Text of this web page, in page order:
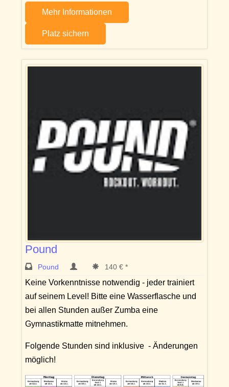
Mehr Informationen
Platz sichern
Pound
Pound 140 € *
Keine Vorkenntnisse notwendig - jeder trainiert
auf seinem Level! Bitte eine Wasserflasche und
bei allen Stunden außer Zumba eine
Gymnastikmatte mitnehmen.
Folgende Stunden sind inklusive - Änderungen
möglich!